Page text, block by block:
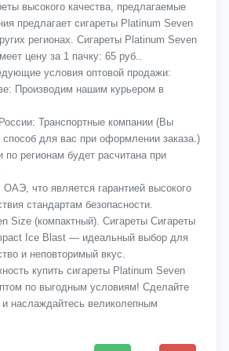
высокого качества, предлагаемые
предлагает сигареты Platinum Seven
регионах. Сигареты Platinum Seven
цену за 1 пачку: 65 руб..
условия оптовой продажи:
Производим нашим курьером в
Транспортные компании (Вы
для вас при оформлении заказа.)
по регионам будет расчитана при
ОАЭ, что является гарантией высокого
стандартам безопасности.
Size (компактный). Сигареты Сигареты
Ice Blast — идеальный выбор для
и неповторимый вкус.
купить сигареты Platinum Seven
по выгодным условиям! Сделайте
и наслаждайтесь великолепным